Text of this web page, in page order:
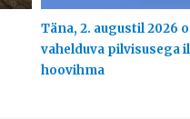
Täna, 2. augustil 2026
vahelduva pilvisusega
hoovihma